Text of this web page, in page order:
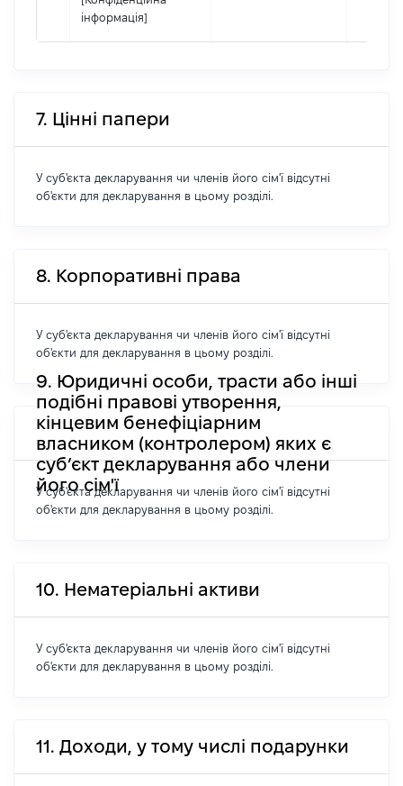
інформація]
7. Цінні папери
У суб'єкта декларування чи членів його сім'ї відсутні
об'єкти для декларування в цьому розділі.
8. Корпоративні права
У суб'єкта декларування чи членів його сім'ї відсутні
об'єкти для декларування в цьому розділі.
9. Юридичні особи, трасти або інші
подібні правові утворення,
кінцевим бенефіціарним
власником (контролером) яких є
суб’єкт декларування або члени
його сім'ї
У суб'єкта декларування чи членів його сім'ї відсутні
об'єкти для декларування в цьому розділі.
10. Нематеріальні активи
У суб'єкта декларування чи членів його сім'ї відсутні
об'єкти для декларування в цьому розділі.
11. Доходи, у тому числі подарунки